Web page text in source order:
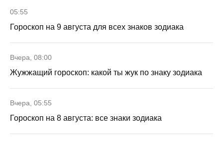
05:55
Гороскоп на 9 августа для всех знаков зодиака
Вчера, 08:00
Жужжащий гороскоп: какой ты жук по знаку зодиака
Вчера, 05:55
Гороскоп на 8 августа: все знаки зодиака